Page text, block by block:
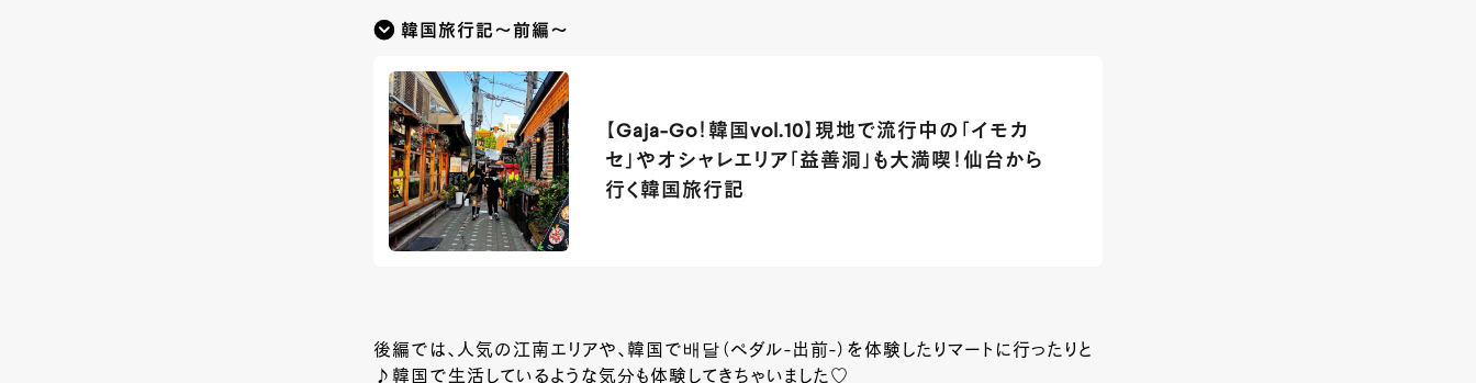
韓国旅行記～前編～
【Gaja-Go！韓国vol.10】現地で流行中の「イモカ
セ」やオシャレエリア「益善洞」も大満喫！仙台から
行く韓国旅行記
後編では、人気の江南エリアや、韓国で배달（ペダル-出前-）を体験したりマートに行ったりと
♪韓国で生活しているような気分も体験してきちゃいました♡